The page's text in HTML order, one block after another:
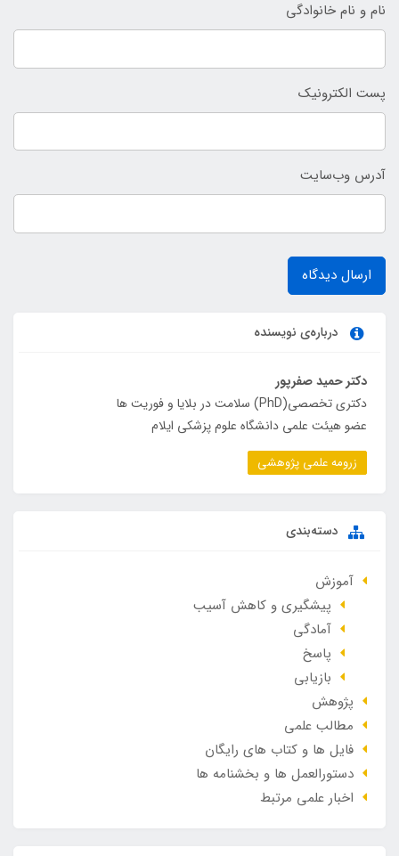
نام و نام خانوادگی
پست الکترونیک
آدرس وب‌سایت
ارسال دیدگاه
درباره‌ی نویسنده
دکتر حمید صفرپور
دکتری تخصصی(PhD) سلامت در بلایا و فوریت ها
عضو هیئت علمی دانشگاه علوم پزشکی ایلام
زرومه علمی پژوهشی
دسته‌بندی
آموزش
پیشگیری و کاهش آسیب
آمادگی
پاسخ
بازیابی
پژوهش
مطالب علمی
فایل ها و کتاب های رایگان
دستورالعمل ها و بخشنامه ها
اخبار علمی مرتبط